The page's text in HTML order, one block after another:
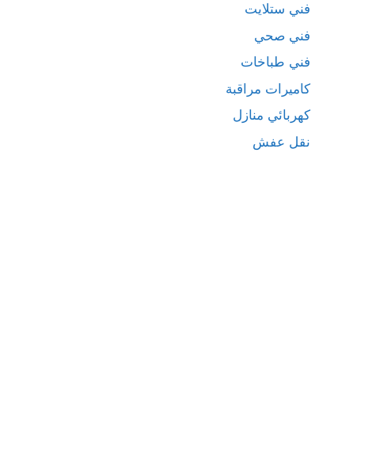
فني ستلايت
فني صحي
فني طباخات
كاميرات مراقبة
كهربائي منازل
نقل عفش